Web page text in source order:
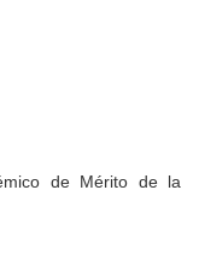
de Mérito de la